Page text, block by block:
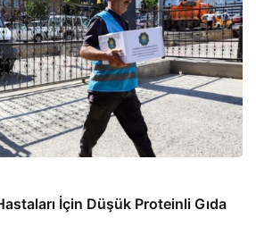
İçin Düşük Proteinli Gıda